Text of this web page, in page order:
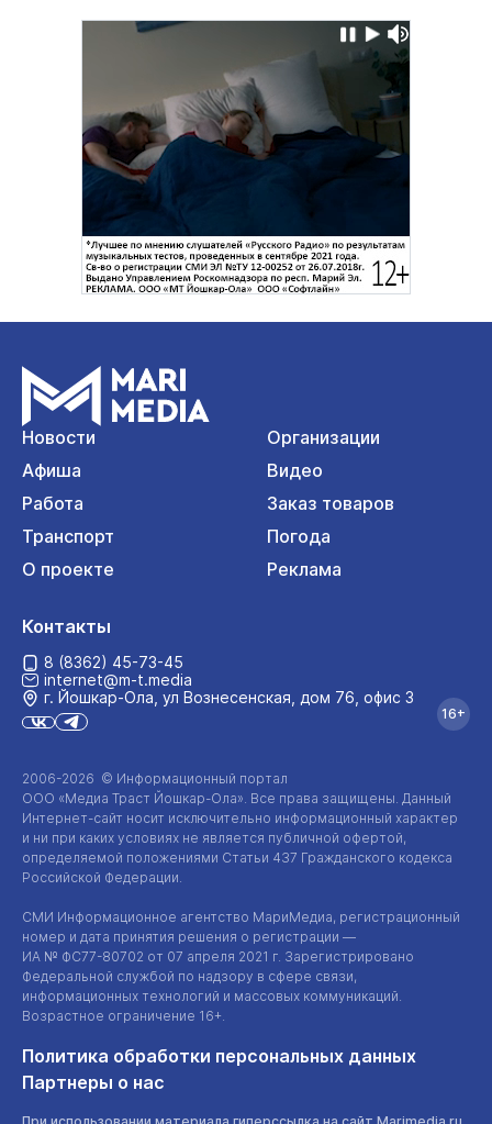
Новости
Организации
Афиша
Видео
Работа
Заказ товаров
Транспорт
Погода
О проекте
Реклама
2006-2026 © Информационный портал
ООО «Медиа Траст Йошкар-Ола». Все права защищены. Данный
Интернет-сайт носит исключительно информационный характер
и ни при каких условиях не является публичной офертой,
определяемой положениями Статьи 437 Гражданского кодекса
Российской Федерации.
СМИ Информационное агентство МариМедиа, регистрационный
номер и дата принятия решения о регистрации —
ИА № ФС77-80702 от 07 апреля 2021 г. Зарегистрировано
Федеральной службой по надзору в сфере связи,
информационных технологий и массовых коммуникаций.
Возрастное ограничение 16+.
Политика обработки персональных данных
Партнеры о нас
Контакты
8 (8362) 45-73-45
internet@m-t.media
г. Йошкар‑Ола, ул Вознесенская, дом 76, офис 3
16+